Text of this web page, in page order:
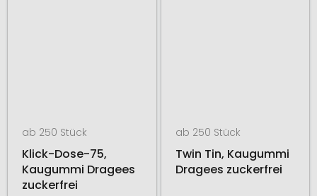
ab 250 Stück
Klick-Dose-75,
Kaugummi Dragees
zuckerfrei
ab 250 Stück
Twin Tin, Kaugummi
Dragees zuckerfrei